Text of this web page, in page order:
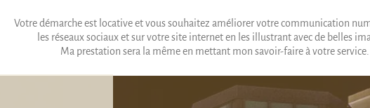
Votre démarche est locative et vous souhaitez améliorer votre communication
les réseaux sociaux et sur votre site internet en les illustrant avec de belles
Ma prestation sera la même en mettant mon savoir-faire à votre service.